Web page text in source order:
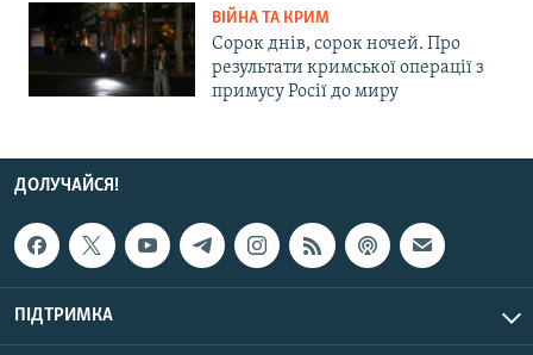
ВІЙНА ТА КРИМ
Сорок днів, сорок ночей. Про
результати кримської операції з
примусу Росії до миру
ДОЛУЧАЙСЯ!
ПІДТРИМКА